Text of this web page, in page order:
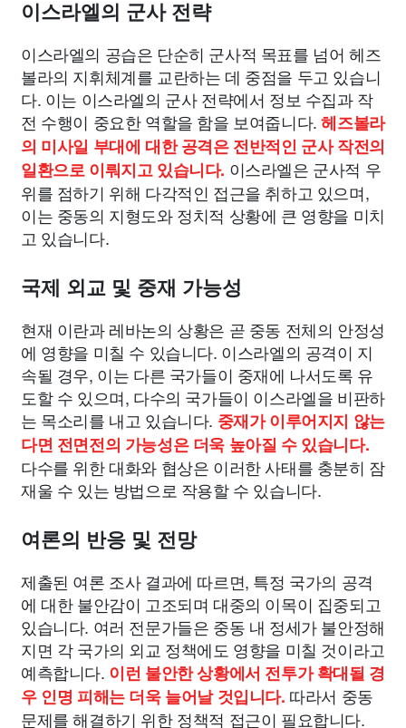
이스라엘의 군사 전략
이스라엘의 공습은 단순히 군사적 목표를 넘어 헤즈
볼라의 지휘체계를 교란하는 데 중점을 두고 있습니
다. 이는 이스라엘의 군사 전략에서 정보 수집과 작
전 수행이 중요한 역할을 함을 보여줍니다.헤즈볼라
의 미사일 부대에 대한 공격은 전반적인 군사 작전의
일환으로 이뤄지고 있습니다. 이스라엘은 군사적 우
위를 점하기 위해 다각적인 접근을 취하고 있으며,
이는 중동의 지형도와 정치적 상황에 큰 영향을 미치
고 있습니다.
국제 외교 및 중재 가능성
현재 이란과 레바논의 상황은 곧 중동 전체의 안정성
에 영향을 미칠 수 있습니다. 이스라엘의 공격이 지
속될 경우, 이는 다른 국가들이 중재에 나서도록 유
도할 수 있으며, 다수의 국가들이 이스라엘을 비판하
는 목소리를 내고 있습니다. 중재가 이루어지지 않는
다면 전면전의 가능성은 더욱 높아질 수 있습니다.
다수를 위한 대화와 협상은 이러한 사태를 충분히 잠
재울 수 있는 방법으로 작용할 수 있습니다.
여론의 반응 및 전망
제출된 여론 조사 결과에 따르면, 특정 국가의 공격
에 대한 불안감이 고조되며 대중의 이목이 집중되고
있습니다. 여러 전문가들은 중동 내 정세가 불안정해
지면 각 국가의 외교 정책에도 영향을 미칠 것이라고
예측합니다. 이런 불안한 상황에서 전투가 확대될 경
우 인명 피해는 더욱 늘어날 것입니다. 따라서 중동
문제를 해결하기 위한 정책적 접근이 필요합니다.